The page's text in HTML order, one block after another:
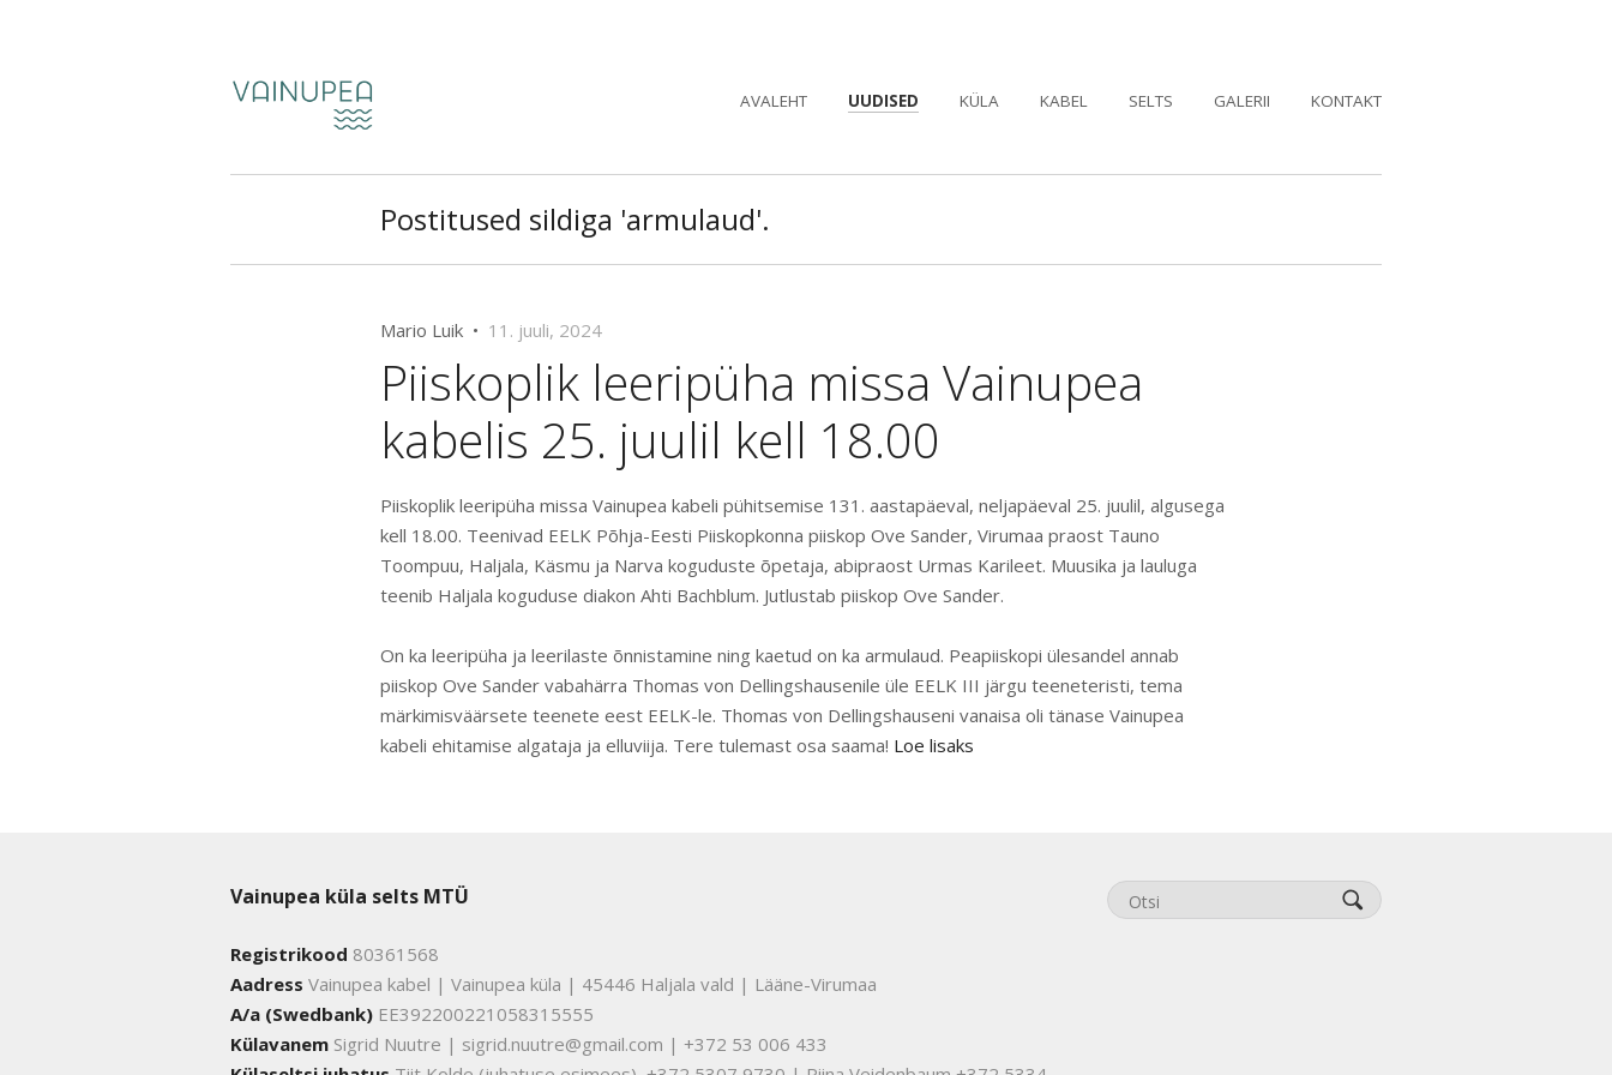
AVALEHT UUDISED KÜLA KABEL SELTS GALERII KONTAKT
Postitused sildiga 'armulaud'.
Mario Luik • 11. juuli, 2024
Piiskoplik leeripüha missa Vainupea
kabelis 25. juulil kell 18.00
Piiskoplik leeripüha missa Vainupea kabeli pühitsemise 131. aastapäeval, neljapäeval 25. juulil, algusega
kell 18.00. Teenivad EELK Põhja-Eesti Piiskopkonna piiskop Ove Sander, Virumaa praost Tauno
Toompuu, Haljala, Käsmu ja Narva koguduste õpetaja, abipraost Urmas Karileet. Muusika ja lauluga
teenib Haljala koguduse diakon Ahti Bachblum. Jutlustab piiskop Ove Sander.
On ka leeripüha ja leerilaste õnnistamine ning kaetud on ka armulaud. Peapiiskopi ülesandel annab
piiskop Ove Sander vabahärra Thomas von Dellingshausenile üle EELK III järgu teeneteristi, tema
märkimisväärsete teenete eest EELK-le. Thomas von Dellingshauseni vanaisa oli tänase Vainupea
kabeli ehitamise algataja ja elluviija. Tere tulemast osa saama! Loe lisaks
Vainupea küla selts MTÜ
Registrikood 80361568
Aadress Vainupea kabel | Vainupea küla | 45446 Haljala vald | Lääne-Virumaa
A/a (Swedbank) EE392200221058315555
Külavanem Sigrid Nuutre | sigrid.nuutre@gmail.com | +372 53 006 433